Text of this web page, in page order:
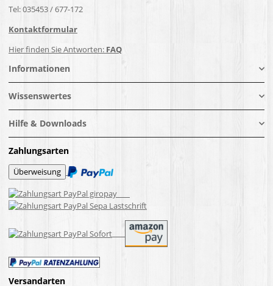
Tel: 035453 / 677-172
Kontaktformular
Hier finden Sie Antworten: FAQ
Informationen
Wissenswertes
Hilfe & Downloads
Zahlungsarten
Versandarten